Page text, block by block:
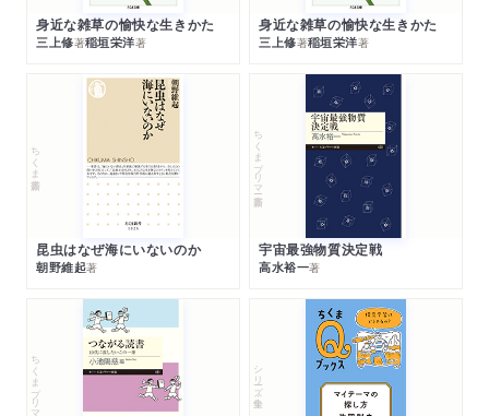
身近な雑草の愉快な生きかた
三上修著稲垣栄洋著
身近な雑草の愉快な生きかた
三上修著稲垣栄洋著
ちくま新書
昆虫はなぜ海にいないのか
朝野維起著
ちくまプリマー新書
宇宙最強物質決定戦
高水裕一著
ちくまプリマー新書 シリーズ・全集